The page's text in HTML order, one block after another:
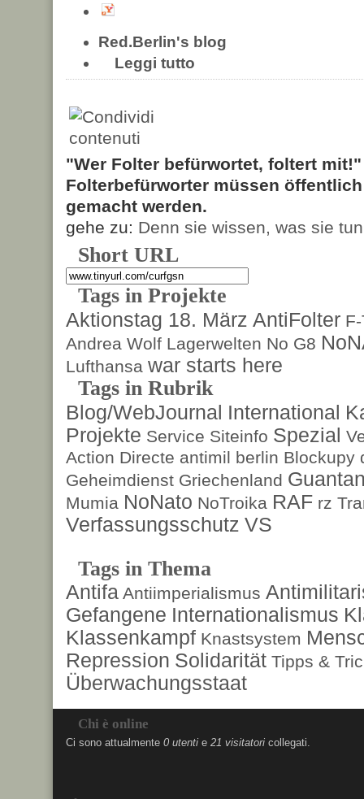
Red.Berlin's blog
Leggi tutto
"Wer Folter befürwortet, foltert
Folterbefürworter müssen
gemacht werden.
gehe zu: Denn sie wissen, was sie tun
Short URL
Tags in Projekte
Aktionstag 18. März AntiFolter
Andrea Wolf Lagerwelten No G8
Lufthansa war starts here
Tags in Rubrik
Blog/WebJournal International
Projekte Service Siteinfo Spezial
Action Directe antimil berlin Blockupy
Geheimdienst Griechenland
Mumia NoNato NoTroika RAF rz
Verfassungsschutz VS
Tags in Thema
Antifa Antiimperialismus
Gefangene Internationalismus
Klassenkampf Knastsystem
Repression Solidarität Tipps &
Überwachungsstaat
Chi è online
Ci sono attualmente 0 utenti e 21 visitatori collegati.